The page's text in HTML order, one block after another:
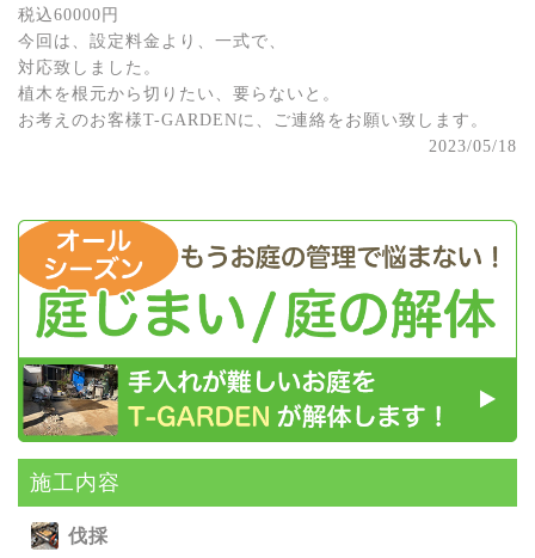
施⼯内容
伐採
税込60000円
今回は、設定料金より、一式で、
対応致しました。
植木を根元から切りたい、要らないと。
お考えのお客様T-GARDENに、ご連絡をお願い致します。
2023/05/18